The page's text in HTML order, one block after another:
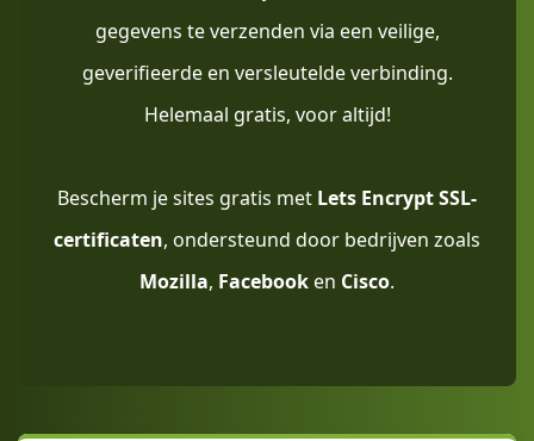
gegevens te verzenden via een veilige,
geverifieerde en versleutelde verbinding.
Helemaal gratis, voor altijd!
Bescherm je sites gratis met Lets Encrypt SSL-
certificaten, ondersteund door bedrijven zoals
Mozilla, Facebooken Cisco.